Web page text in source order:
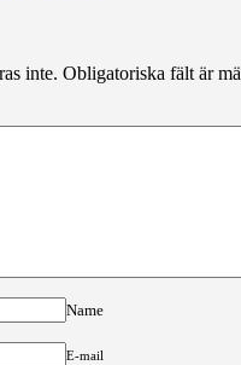
inte. Obligatoriska fält är
Name
E-mail